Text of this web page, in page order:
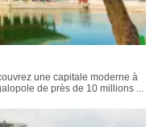
une capitale moderne à
de près de 10 millions ...